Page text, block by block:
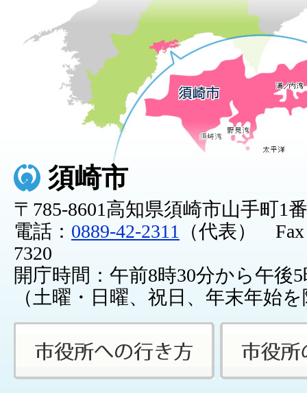
須崎市
〒785-8601高知県須崎市山手町1
電話： 0889-42-2311
（代表） Fax
7320
開庁時間：午前8時30分から午後
（土曜・日曜、祝日、年末年始